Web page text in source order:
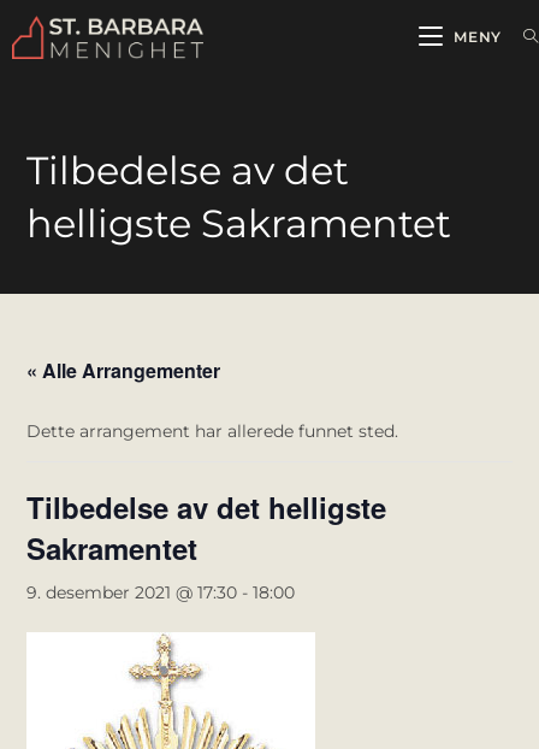
MENY
Tilbedelse av det
helligste Sakramentet
« Alle Arrangementer
Dette arrangement har allerede funnet sted.
Tilbedelse av det helligste
Sakramentet
9. desember 2021 @ 17:30 -18:00